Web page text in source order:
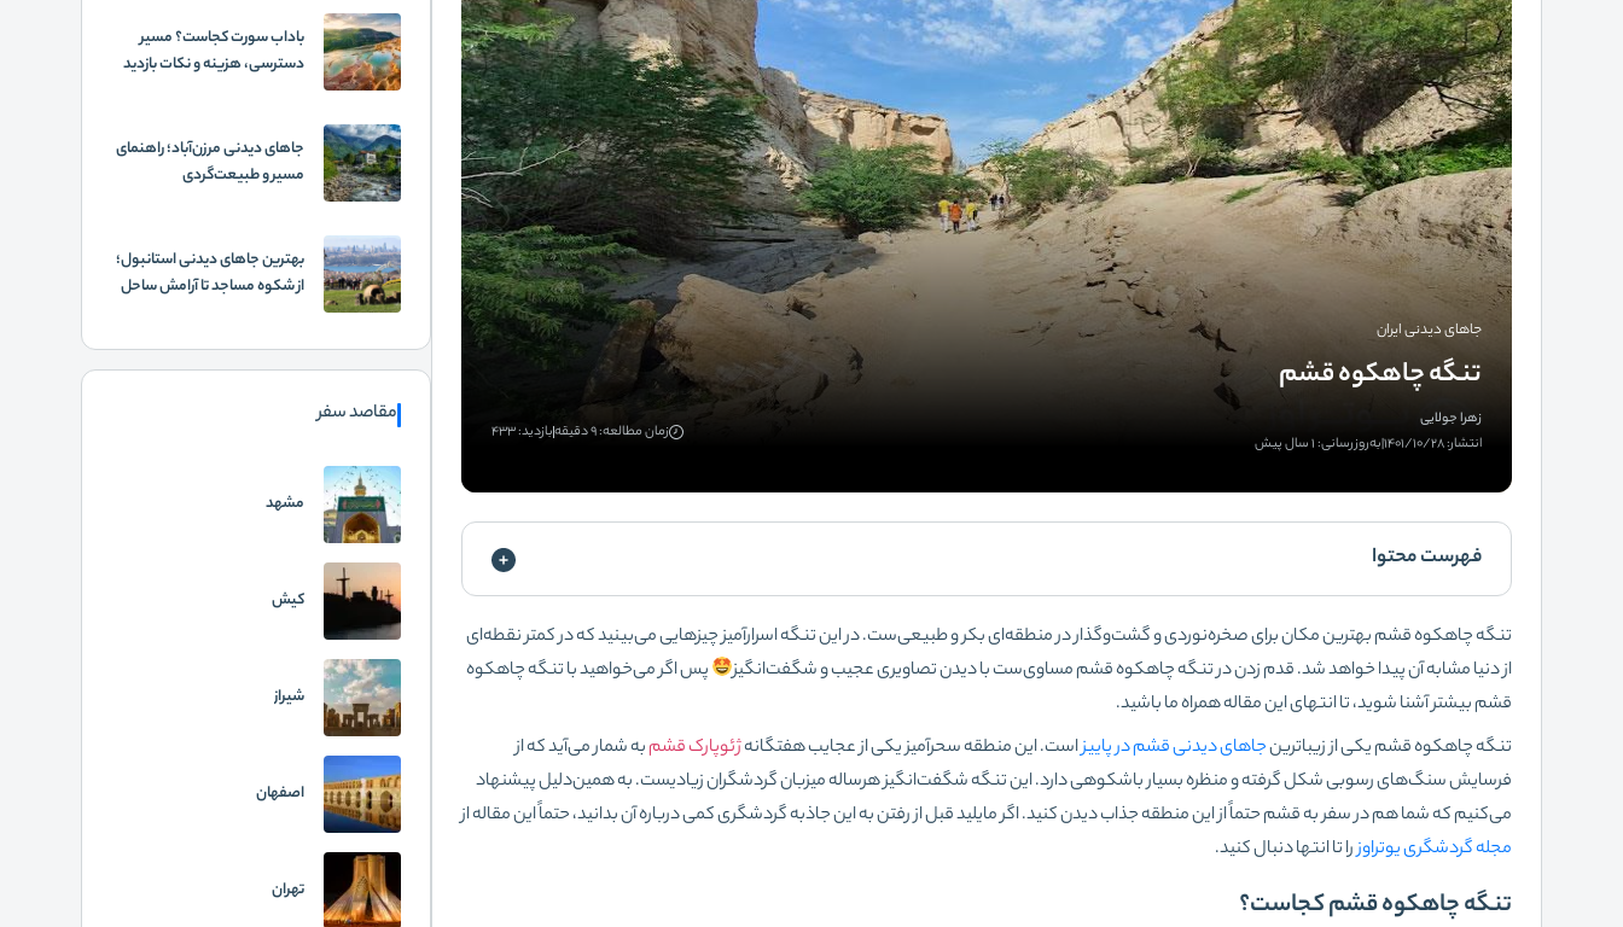
جاهای دیدنی ایران
تنگه چاهکوه قشم
زهرا جولایی
انتشار: 1401/10/28
|به‌روزرسانی: 1 سال پیش
زمان مطالعه: 9 دقیقه بازدید: 433
فهرست محتوا
تنگه چاهکوه قشم بهترین مکان برای صخره‌نوردی و گشت‌وگذار در منطقه‌ای بکر و طبیعی‌ست. در این تنگه اسرارآمیز چیزهایی می‌بینید که در کمتر نقطه‌ای
از دنیا مشابه آن پیدا خواهد شد. قدم زدن در تنگه چاهکوه قشم مساوی‌ست با دیدن تصاویری عجیب و شگفت‌انگیز
پس اگر می‌خواهید با تنگه چاهکوه
قشم بیشتر آشنا شوید، تا انتهای این مقاله همراه ما باشید.
تنگه چاهکوه قشم یکی از زیباترینجاهای دیدنی قشم در پاییزاست. این منطقه سحرآمیز یکی از عجایب هفتگانهژئوپارک قشمبه شمار می‌آید که از
فرسایش سنگ‌های رسوبی شکل گرفته و منظره بسیار باشکوهی دارد. این تنگه شگفت‌انگیز هرساله میزبان گردشگران زیادیست. به همین‌دلیل پیشنهاد
می‌کنیم که شما هم در سفر به قشم حتماً از این منطقه جذاب دیدن کنید. اگر مایلید قبل از رفتن به این جاذبه گردشگری کمی درباره آن بدانید، حتماً این مقاله از
مجله گردشگری یوتراوزرا تا انتها دنبال کنید.
تنگه چاهکوه قشم کجاست؟
باداب سورت کجاست؟ مسیر
دسترسی، هزینه و نکات بازدید
جاهای دیدنی مرزن‌آباد؛ راهنمای
مسیر و طبیعت‌گردی
بهترین جاهای دیدنی استانبول؛
از شکوه مساجد تا آرامش ساحل
مقاصد سفر
مشهد
کیش
شیراز
اصفهان
تهران